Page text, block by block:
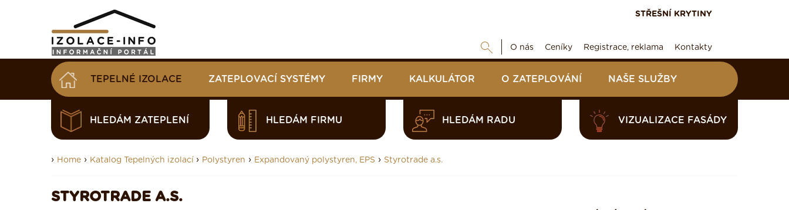
STŘEŠNÍ KRYTINY
O nás Ceníky Registrace, reklama Kontakty
TEPELNÉ IZOLACE ZATEPLOVACÍ SYSTÉMY FIRMY KALKULÁTOR O ZATEPLOVÁNÍ NAŠE SLUŽBY
HLEDÁM ZATEPLENÍ HLEDÁM FIRMU HLEDÁM RADU VIZUALIZACE FASÁDY
› Home › Katalog Tepelných izolací › Polystyren › Expandovaný polystyren, EPS › Styrotrade a.s.
STYROTRADE A.S.